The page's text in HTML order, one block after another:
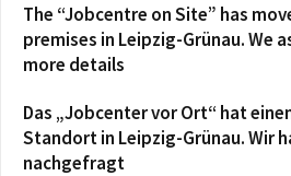
The “Jobcentre on Site” has
premises in Leipzig-Grünau. We
more details
Das „Jobcenter vor Ort“ hat
Standort in Leipzig-Grünau. Wir
nachgefragt